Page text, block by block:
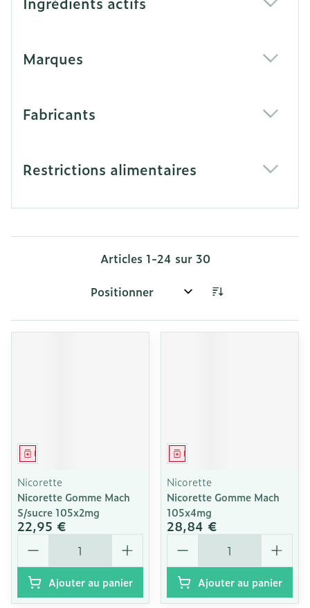
Marques
Fabricants
Restrictions alimentaires
Articles 1-24 sur 30
Trier par:
Médicament
Nicorette
Nicorette Gomme Mach
S/sucre 105x2mg
22,95 €
Quantité
Ajouter au panier
Médicament
Nicorette
Nicorette Gomme Mach
105x4mg
28,84 €
Quantité
Ajouter au panier